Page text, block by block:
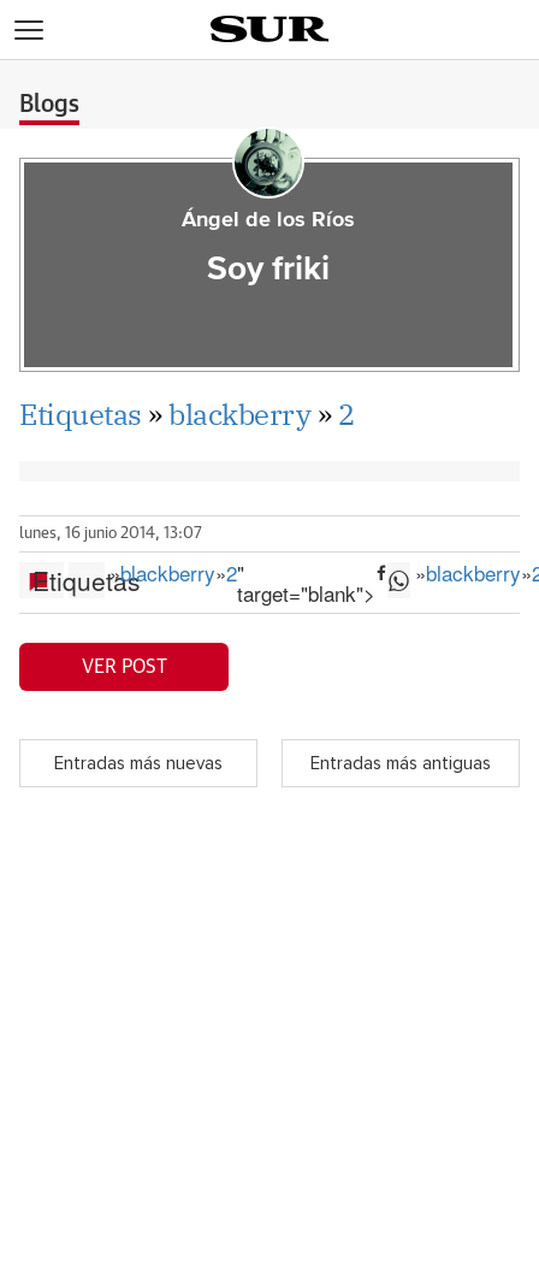
Blogs
Ángel de los Ríos
Soy friki
Etiquetas »blackberry»2
lunes, 16 junio 2014, 13:07
Etiquetas
»blackberry»2"
target="blank">
»blackberry»
VER POST
Entradas más nuevas Entradas más antiguas